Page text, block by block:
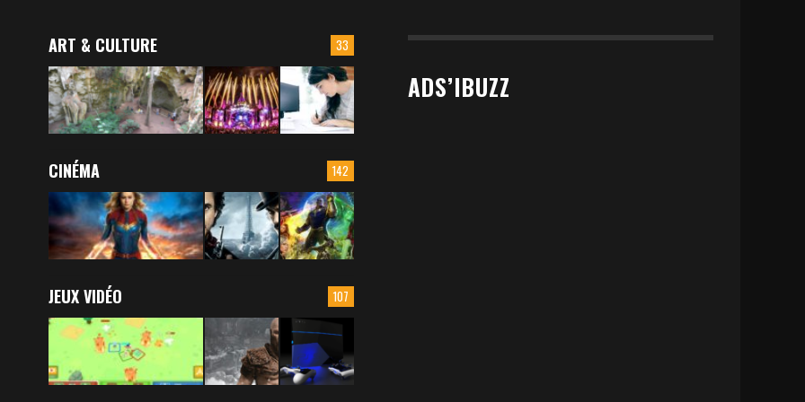
33
ART & CULTURE
142
CINÉMA
107
JEUX VIDÉO
ADS’IBUZZ